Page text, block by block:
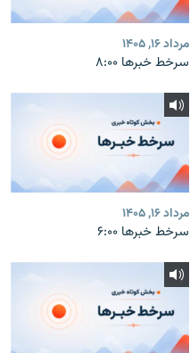
مرداد ۱۶, ۱۴۰۵
سرخط خبرها ۸:۰۰
مرداد ۱۶, ۱۴۰۵
سرخط خبرها ۶:۰۰